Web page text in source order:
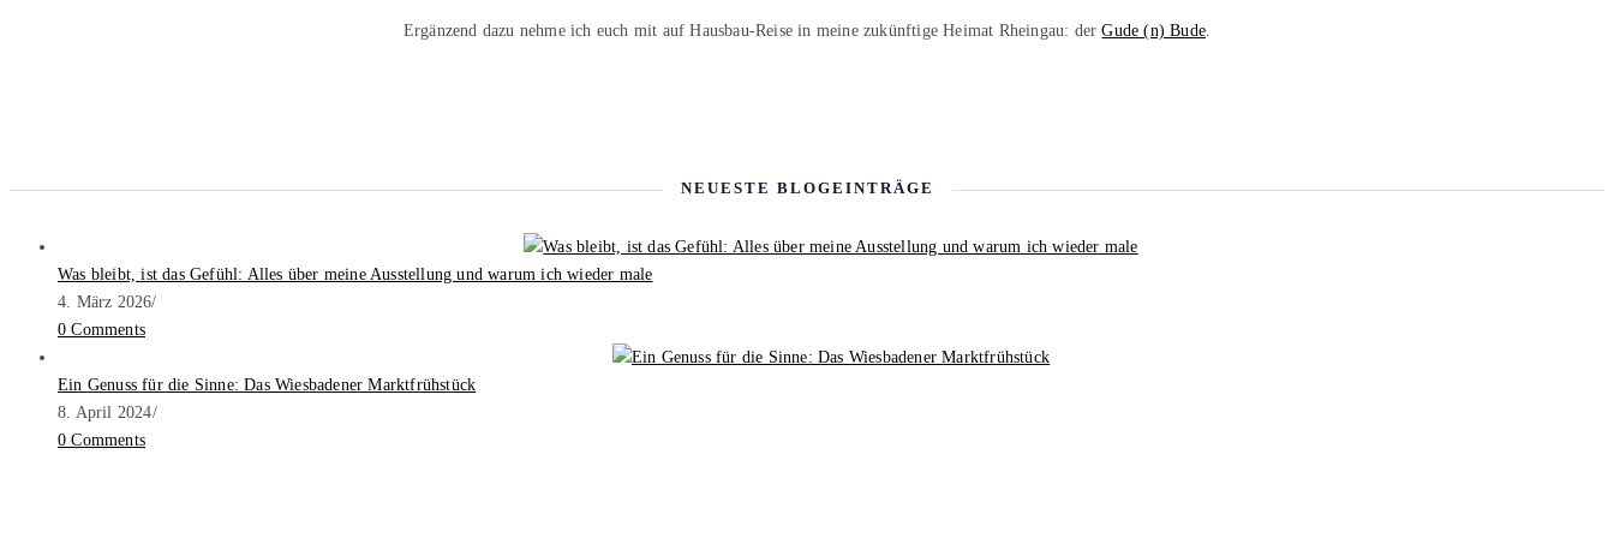
Ergänzend dazu nehme ich euch mit auf Hausbau-Reise in meine zukünftige Heimat Rheingau: derGude (n) Bude
NEUESTE BLOGEINTRÄGE
Was bleibt, ist das Gefühl: Alles über meine Ausstellung und warum ich wieder male
4. März 2026/
0 Comments
Ein Genuss für die Sinne: Das Wiesbadener Marktfrühstück
8. April 2024/
0 Comments